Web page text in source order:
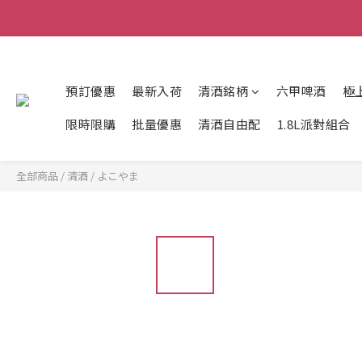
預訂優惠 最新入荷 清酒銘柄 六甲啤酒
極
限時限購
批量優惠 清酒自由配 1.8L派對組合
全部商品 / 清酒 / よこやま